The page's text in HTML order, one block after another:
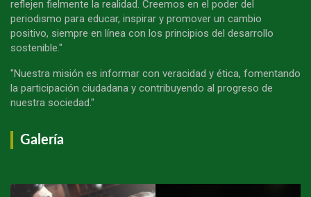
reflejen fielmente la realidad. Creemos en el poder del
periodismo para educar, inspirar y promover un cambio
positivo, siempre en línea con los principios del desarrollo
sostenible."
"Nuestra misión es informar con veracidad y ética, fomentando
la participación ciudadana y contribuyendo al progreso de
nuestra sociedad."
Galería